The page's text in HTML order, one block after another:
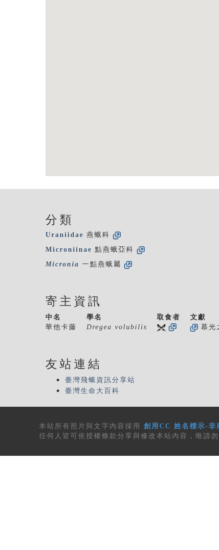
分類
Uraniidae 燕蛾科
Microniinae 點燕蛾亞科
Micronia 一點燕蛾屬
寄主資訊
中名 學名 取食者 文獻
華他卡藤 Dregea volubilis 慕光
友站連結
臺灣飛蛾資訊分享站
臺灣生命大百科
本站所有 照片與文字內容 採用 創用CC 姓名標示-
任何人皆可依授權條款分享與修改本站內容，唯請